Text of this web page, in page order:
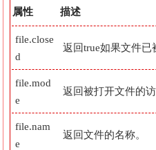
属性 描述
file.close
d
返回true如果文件已
file.mod
e
返回被打开文件的访
file.nam
e
返回文件的名称。